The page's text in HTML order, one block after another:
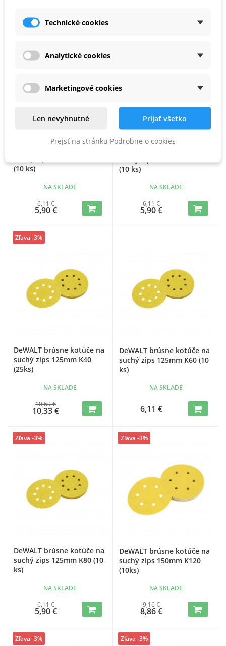
(10 ks)
NA SKLADE
6,11 €
5,90 €
(10 ks)
NA SKLADE
6,11 €
5,90 €
DeWALT brúsne kotúče na
suchý zips 125mm K40
(25ks)
NA SKLADE
10,69 €
10,33 €
Zľava -3%
DeWALT brúsne kotúče na
suchý zips 125mm K60 (10
ks)
NA SKLADE
6,11 €
DeWALT brúsne kotúče na
suchý zips 125mm K80 (10
ks)
NA SKLADE
6,11 €
5,90 €
Zľava -3%
DeWALT brúsne kotúče na
suchý zips 150mm K120
(10ks)
NA SKLADE
9,16 €
8,86 €
Zľava -3%
Zľava -3% Zľava -3%
Technické cookies
Analytické cookies
Marketingové cookies
Len nevyhnutné Prijať všetko
Prejsť na stránku Podrobne o cookies